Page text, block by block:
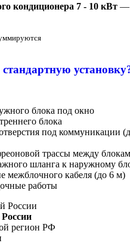
кондиционера 7 - 10 кВт —
блока под окно
блока
под коммуникации
трассы между
шланга к наружному
межблочного кабеля (до 6 м)
работы
регион РФ